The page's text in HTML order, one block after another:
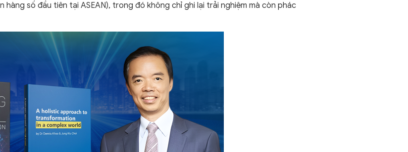
hàng số đầu tiên tại ASEAN), trong đó không chỉ ghi lại trải nghiệm mà còn phác